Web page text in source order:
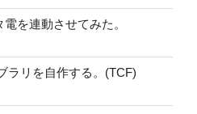
を連動させてみた。
ラリを自作する。(TCF)